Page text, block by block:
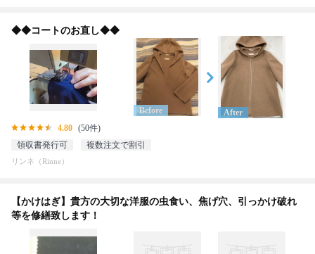
◆◆コートのお直し◆◆
Before
After
4.80 (50件)
領収書発行可
複数注文で割引
リンネ（Rinne）
【かけはぎ】貴方の大切な洋服の虫食い、焦げ穴、引っかけ破れ
等を修繕致します！